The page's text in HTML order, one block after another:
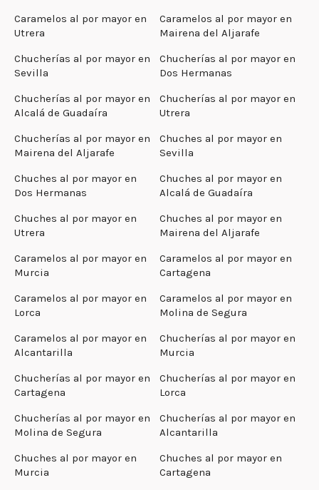
Caramelos al por mayor en
Utrera
Caramelos al por mayor en
Mairena del Aljarafe
Chucherías al por mayor en
Sevilla
Chucherías al por mayor en
Dos Hermanas
Chucherías al por mayor en
Alcalá de Guadaíra
Chucherías al por mayor en
Utrera
Chucherías al por mayor en
Mairena del Aljarafe
Chuches al por mayor en
Sevilla
Chuches al por mayor en
Dos Hermanas
Chuches al por mayor en
Alcalá de Guadaíra
Chuches al por mayor en
Utrera
Chuches al por mayor en
Mairena del Aljarafe
Caramelos al por mayor en
Murcia
Caramelos al por mayor en
Cartagena
Caramelos al por mayor en
Lorca
Caramelos al por mayor en
Molina de Segura
Caramelos al por mayor en
Alcantarilla
Chucherías al por mayor en
Murcia
Chucherías al por mayor en
Cartagena
Chucherías al por mayor en
Lorca
Chucherías al por mayor en
Molina de Segura
Chucherías al por mayor en
Alcantarilla
Chuches al por mayor en
Murcia
Chuches al por mayor en
Cartagena